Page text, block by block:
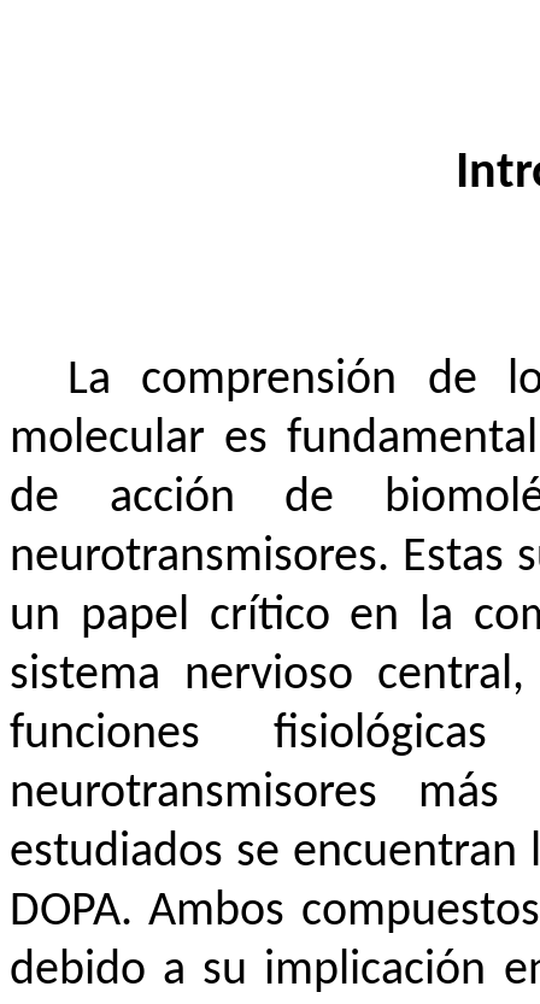
La comprensión de
molecular es
de acción de
neurotransmisores. Estas
un papel crítico en la
sistema nervioso
funciones
neurotransmisores
estudiados se encuentran
DOPA. Ambos
debido a su implicación